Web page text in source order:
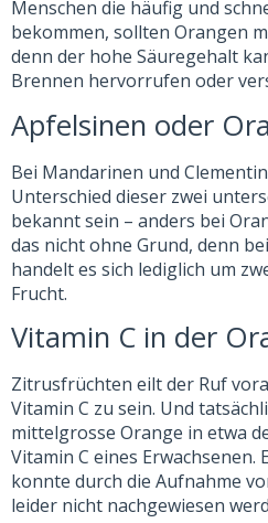
Menschen die häufig und
bekommen, sollten Orangen
denn der hohe Säuregehalt
Brennen hervorrufen oder
Apfelsinen oder
Bei Mandarinen und
Unterschied dieser zwei
bekannt sein – anders bei
das nicht ohne Grund, denn
handelt es sich lediglich um
Frucht.
Vitamin C in der
Zitrusfrüchten eilt der Ruf
Vitamin C zu sein. Und
mittelgrosse Orange in etwa
Vitamin C eines Erwachsenen.
konnte durch die Aufnahme
leider nicht nachgewiesen